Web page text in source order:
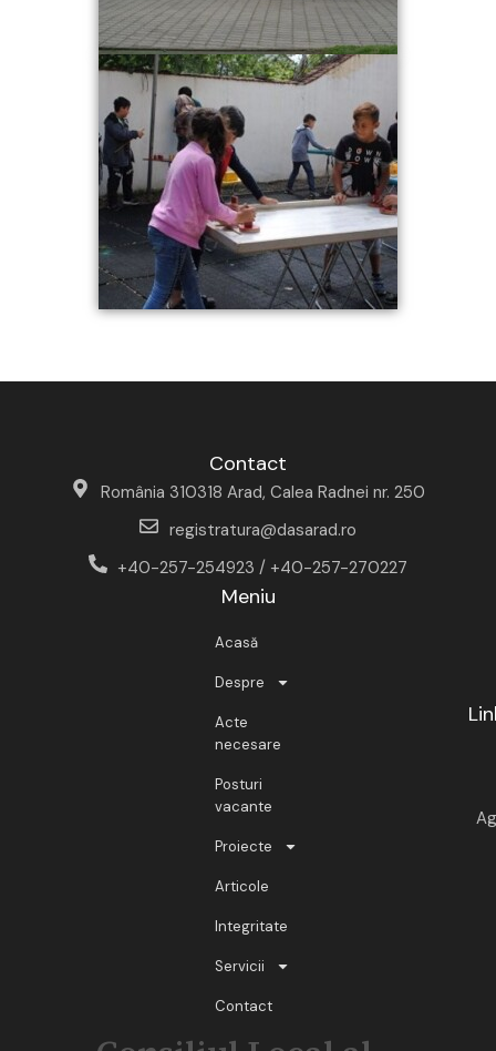
Contact
România 310318 Arad, Calea Radnei nr. 250
registratura@dasarad.ro
+40-257-254923 / +40-257-270227
Meniu
Acasă
Despre
Acte
necesare
Posturi
vacante
Proiecte
Articole
Integritate
Servicii
Contact